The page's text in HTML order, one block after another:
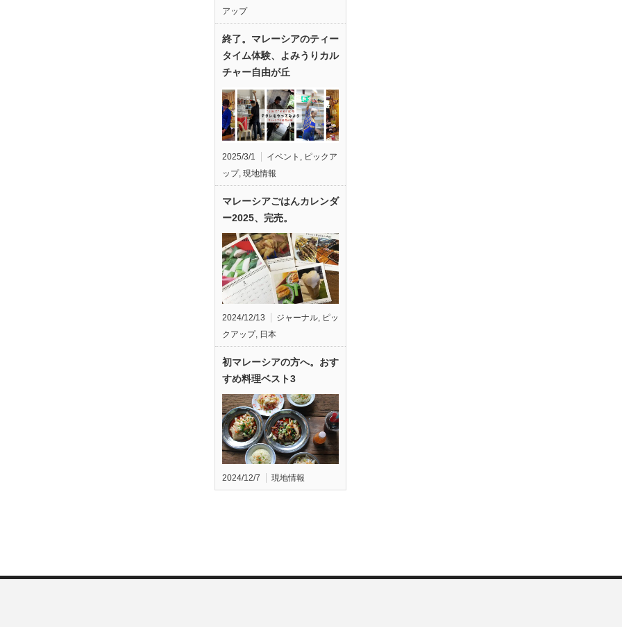
アップ
終了。マレーシアのティー
タイム体験、よみうりカル
チャー自由が丘
2025/3/1 イベント , ピックア
ップ, 現地情報
マレーシアごはんカレンダ
ー2025、完売。
2024/12/13 ジャーナル ピッ
クアップ, 日本
初マレーシアの方へ。おす
すめ料理ベスト3
2024/12/7 現地情報